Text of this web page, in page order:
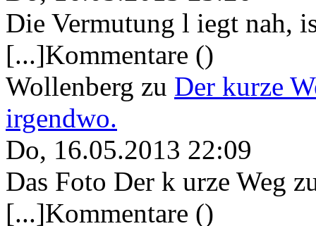
Die Vermutung l iegt nah,
[...]Kommentare ()
Wollenberg zu Der kurze
irgendwo.
Do, 16.05.2013 22:09
Das Foto Der k urze Weg
[...]Kommentare ()